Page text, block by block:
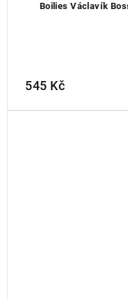
Boilies Václavík
545 Kč